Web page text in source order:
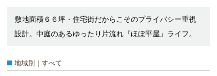
敷地面積６６坪・住宅街だからこそのプライバシー重視
設計。中庭のあるゆったり片流れ『ほぼ平屋』ライフ。
地域別｜すべて